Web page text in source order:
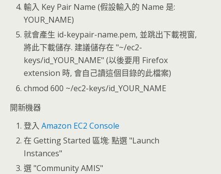
輸入 Key Pair Name (假設輸入的 Name 是:
YOUR_NAME)
就會產生 id-keypair-name.pem, 並跳出下載視窗,
將此下載儲存. 建議儲存在 "~/ec2-
keys/id_YOUR_NAME" (以後要用 Firefox
extension 時, 會自己讀這個目錄的此檔案)
chmod 600 ~/ec2-keys/id_YOUR_NAME
開新機器
登入Amazon EC2 Console
在 Getting Started 區塊: 點選 "Launch
Instances"
選 "Community AMIS"